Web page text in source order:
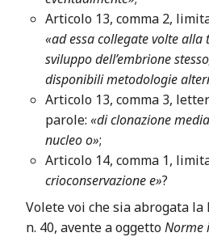
Articolo 13, comma 2,
«ad essa collegate volte
sviluppo dell’embrione
disponibili metodologie
Articolo 13, comma 3,
parole: «di clonazione
nucleo o»;
Articolo 14, comma 1,
crioconservazione e»?
Volete voi che sia abrogata la
n. 40, avente a oggettoNorme